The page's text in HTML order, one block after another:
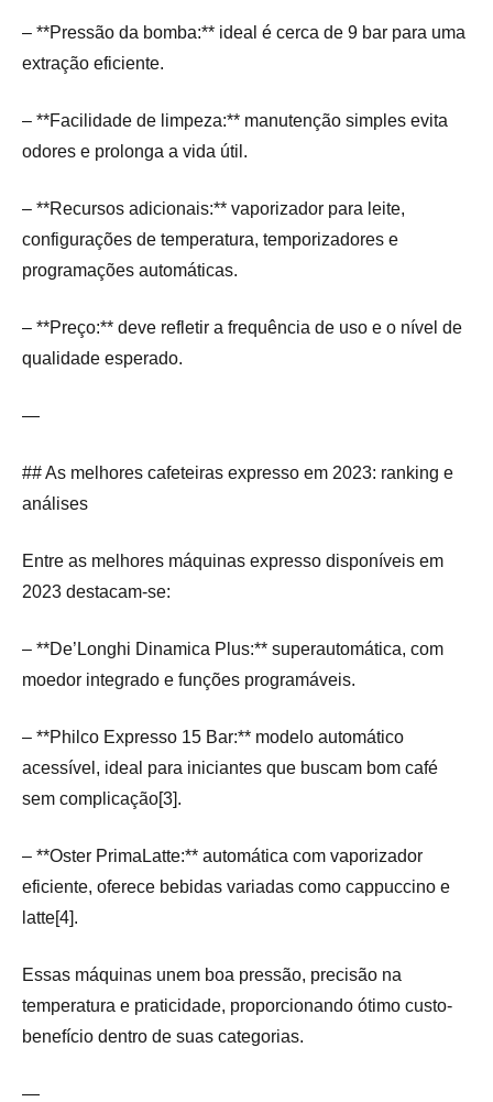
– **Pressão da bomba:** ideal é cerca de 9 bar para uma
extração eficiente.
– **Facilidade de limpeza:** manutenção simples evita
odores e prolonga a vida útil.
– **Recursos adicionais:** vaporizador para leite,
configurações de temperatura, temporizadores e
programações automáticas.
– **Preço:** deve refletir a frequência de uso e o nível de
qualidade esperado.
—
## As melhores cafeteiras expresso em 2023: ranking e
análises
Entre as melhores máquinas expresso disponíveis em
2023 destacam-se:
– **De’Longhi Dinamica Plus:** superautomática, com
moedor integrado e funções programáveis.
– **Philco Expresso 15 Bar:** modelo automático
acessível, ideal para iniciantes que buscam bom café
sem complicação[3].
– **Oster PrimaLatte:** automática com vaporizador
eficiente, oferece bebidas variadas como cappuccino e
latte[4].
Essas máquinas unem boa pressão, precisão na
temperatura e praticidade, proporcionando ótimo custo-
benefício dentro de suas categorias.
—